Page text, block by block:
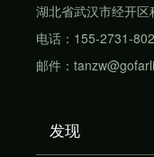
湖北省武汉市经开
电话：155-2731-
邮件：
发现